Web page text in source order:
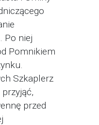
Po niej
Pomnikiem
Szkaplerz
przed